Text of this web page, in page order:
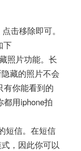
击移除即可。
下
照片功能。长
藏的照片不会
有你能看到的
用iphone拍
短信。在短信
，因此你可以